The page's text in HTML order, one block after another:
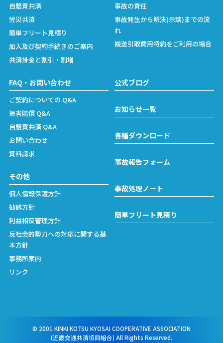
自賠責共済
労災共済
簡単フリート見積り
加入及び契約手続きのご案内
共済掛金と割引・割増
事故の責任
事故発生から解決(示談)までの流
れ
搬送引取費用特約をご利用の場合
FAQ・お問い合わせ
ご契約についての Q&A
損害賠償 Q&A
自賠責共済 Q&A
お問い合わせ
資料請求
その他
個人情報保護方針
勧誘方針
利益相反管理方針
反社会的勢力への対応に関する基
本方針
事務所案内
リンク
公式ブログ
お知らせ一覧
各種ダウンロード
事故報告フォーム
事故処理ノート
簡単フリート見積り
© 2001 KINKI KOTSU KYOSAI COOPERATIVE ASSOCIATION
(近畿交通共済協同組合) All Rights Reserved.